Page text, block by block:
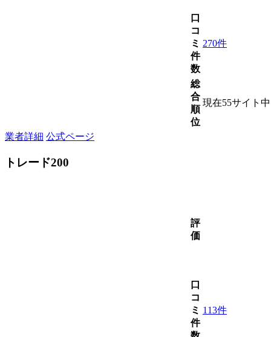
口
コ
ミ
件
数
270件
総
合
順
位
現在55サイト
業者詳細 公式ページ
トレード200
評
価
口
コ
ミ
件
113件